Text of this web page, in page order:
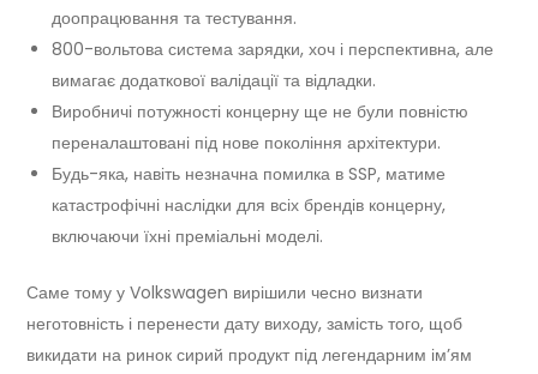
доопрацювання та тестування.
800-вольтова система зарядки, хоч і перспективна, але
вимагає додаткової валідації та відладки.
Виробничі потужності концерну ще не були повністю
переналаштовані під нове покоління архітектури.
Будь-яка, навіть незначна помилка в SSP, матиме
катастрофічні наслідки для всіх брендів концерну,
включаючи їхні преміальні моделі.
Саме тому у Volkswagen вирішили чесно визнати
неготовність і перенести дату виходу, замість того, щоб
викидати на ринок сирий продукт під легендарним ім’ям